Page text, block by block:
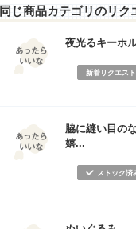
同じ商品カテゴリのリク
夜光るキーホ
新着リクエスト
脇に縫い目の
嬉...
ストック済